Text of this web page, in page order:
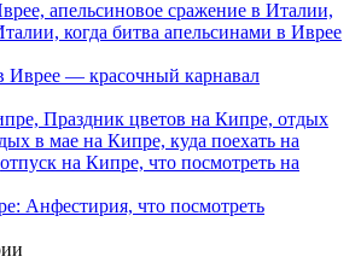
Иврее — красочный карнавал
Анфестирия, что посмотреть